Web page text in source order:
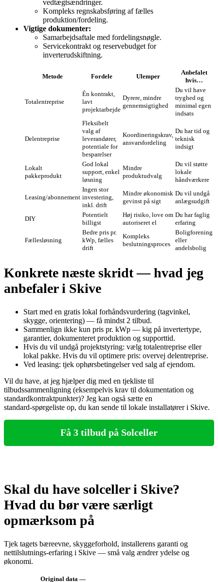
vedtægtsændringer.
Kompleks regnskabsføring af fælles
produktion/fordeling.
Vigtige dokumenter:
Samarbejdsaftale med fordelingsnøgle.
Servicekontrakt og reservebudget for
inverterudskiftning.
Metode Fordele Ulemper
Anbefalet
hvis…
Totalentreprise
Én kontrakt,
lavt
projektarbejde
Dyrere, mindre
gennemsigtighed
Du vil have
tryghed og
minimal egen
indsats
Delentreprise
Fleksibelt
valg af
leverandører,
potentiale for
besparelser
Koordineringskrav,
ansvarsfordeling
Du har tid og
teknisk
indsigt
Lokalt
pakkeprodukt
God lokal
support, enkel
løsning
Mindre
produktudvalg
Du vil støtte
lokale
håndværkere
Leasing/abonnement
Ingen stor
investering,
inkl. drift
Mindre økonomisk
gevinst på sigt
Du vil undgå
anlægsudgift
DIY
Potentielt
billigst
Høj risiko, love om
autoriseret el
Du har faglig
erfaring
Fællesløsning
Bedre pris pr.
kWp, fælles
drift
Kompleks
beslutningsproces
Boligforening
eller
andelsbolig
Konkrete næste skridt — hvad jeg
anbefaler i Skive
Start med en gratis lokal forhåndsvurdering (tagvinkel,
skygge, orientering) — få mindst 2 tilbud.
Sammenlign ikke kun pris pr. kWp — kig på invertertype,
garantier, dokumenteret produktion og supporttid.
Hvis du vil undgå projektstyring: vælg totalentreprise eller
lokal pakke. Hvis du vil optimere pris: overvej delentreprise.
Ved leasing: tjek ophørsbetingelser ved salg af ejendom.
Vil du have, at jeg hjælper dig med en tjekliste til
tilbudssammenligning (eksempelvis krav til dokumentation og
standardkontraktpunkter)? Jeg kan også sætte en
standard‑spørgeliste op, du kan sende til lokale installatører i Skive.
Få 3 tilbud på Solceller
Skal du have solceller i Skive?
Hvad du bør være særligt
opmærksom på
Tjek tagets bæreevne, skyggeforhold, installerens garanti og
nettilslutnings‑erfaring i Skive — små valg ændrer ydelse og
økonomi.
Original data —